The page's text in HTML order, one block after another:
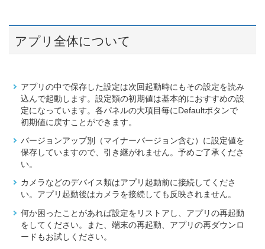
アプリ全体について
アプリの中で保存した設定は次回起動時にもその設定を読み
込んで起動します。設定類の初期値は基本的におすすめの設
定になっています。各パネルの大項目毎にDefaultボタンで
初期値に戻すことができます。
バージョンアップ別（マイナーバージョン含む）に設定値を
保存していますので、引き継がれません。予めご了承くださ
い。
カメラなどのデバイス類はアプリ起動前に接続してくださ
い。アプリ起動後はカメラを接続しても反映されません。
何か困ったことがあれば設定をリストアし、アプリの再起動
をしてください。また、端末の再起動、アプリの再ダウンロ
ードもお試しください。